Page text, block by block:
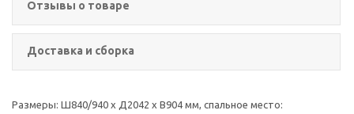
Отзывы о товаре
Доставка и сборка
Размеры: Ш840/940 х Д2042 х В904 мм, спальное место: